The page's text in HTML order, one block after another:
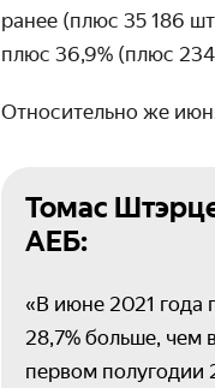
ранее (плюс 35 186
плюс 36,9% (плюс
Относительно же
Томас
АЕБ:
«В июне 2021 года
28,7% больше, чем
первом полугодии